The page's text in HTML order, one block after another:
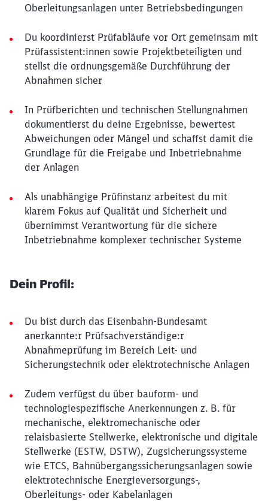
Oberleitungsanlagen unter Betriebsbedingungen
Du koordinierst Prüfabläufe vor Ort gemeinsam mit
Prüfassistent:innen sowie Projektbeteiligten und
stellst die ordnungsgemäße Durchführung der
Abnahmen sicher
In Prüfberichten und technischen Stellungnahmen
dokumentierst du deine Ergebnisse, bewertest
Abweichungen oder Mängel und schaffst damit die
Grundlage für die Freigabe und Inbetriebnahme
der Anlagen
Als unabhängige Prüfinstanz arbeitest du mit
klarem Fokus auf Qualität und Sicherheit und
übernimmst Verantwortung für die sichere
Inbetriebnahme komplexer technischer Systeme
Dein Profil:
Du bist durch das Eisenbahn-Bundesamt
anerkannte:r Prüfsachverständige:r
Abnahmeprüfung im Bereich Leit- und
Sicherungstechnik oder elektrotechnische Anlagen
Zudem verfügst du über bauform- und
technologiespezifische Anerkennungen z. B. für
mechanische, elektromechanische oder
relaisbasierte Stellwerke, elektronische und digitale
Stellwerke (ESTW, DSTW), Zugsicherungssysteme
wie ETCS, Bahnübergangssicherungsanlagen sowie
elektrotechnische Energieversorgungs-,
Oberleitungs- oder Kabelanlagen